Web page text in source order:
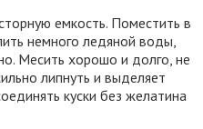
емкость. Поместить в
немного ледяной воды,
Месить хорошо и долго, не
липнуть и выделяет
куски без желатина